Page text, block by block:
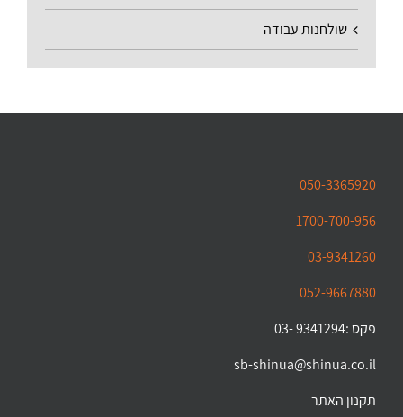
שולחנות עבודה
050-3365920
1700-700-956
03-9341260
052-9667880
פקס :9341294 -03
sb-shinua@shinua.co.il
תקנון האתר